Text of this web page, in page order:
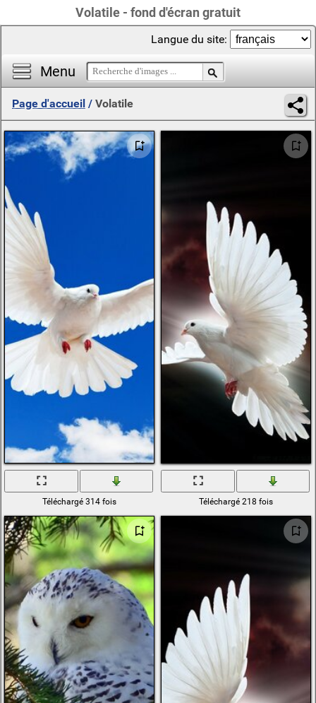
Volatile - fond d'écran gratuit
Menu
Langue du site:
Page d'accueil / Volatile
Téléchargé 314 fois Téléchargé 218 fois